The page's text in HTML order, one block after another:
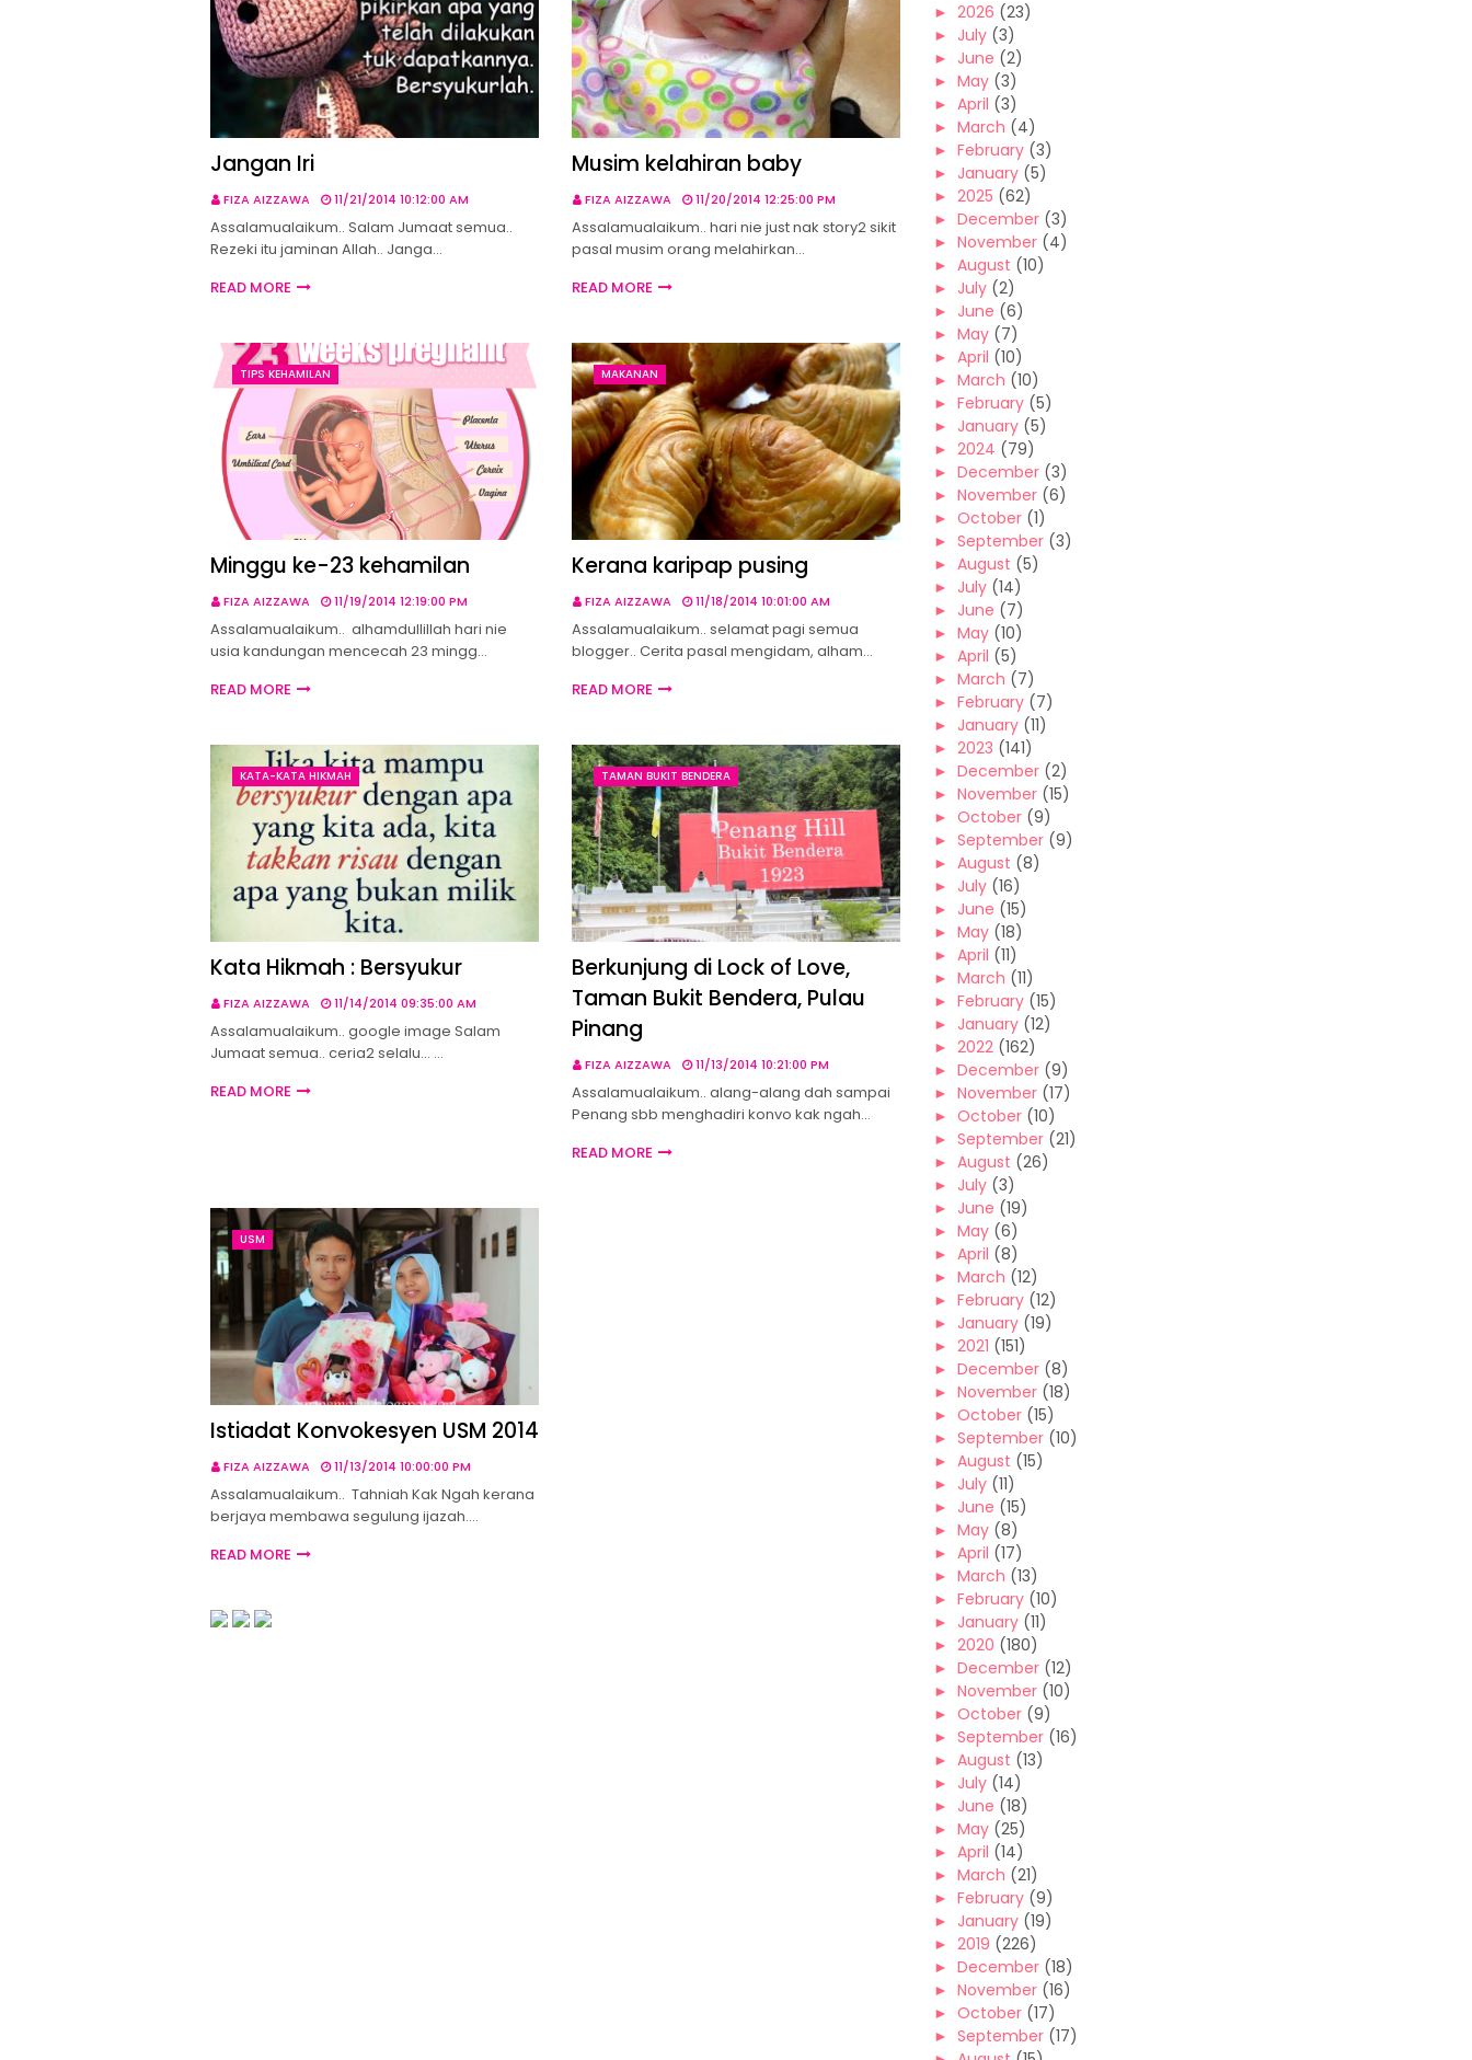
Jangan Iri
FIZA AIZZAWA 11/21/2014 10:12:00 AM
Assalamualaikum.. Salam Jumaat semua..
Rezeki itu jaminan Allah.. Janga…
READ MORE
Musim kelahiran baby
FIZA AIZZAWA 11/20/2014 12:25:00 PM
Assalamualaikum.. hari nie just nak story2 sikit
pasal musim orang melahirkan…
READ MORE
TIPS KEHAMILAN
Minggu ke-23 kehamilan
FIZA AIZZAWA 11/19/2014 12:19:00 PM
Assalamualaikum.. alhamdullillah hari nie
usia kandungan mencecah 23 mingg…
READ MORE
MAKANAN
Kerana karipap pusing
FIZA AIZZAWA 11/18/2014 10:01:00 AM
Assalamualaikum.. selamat pagi semua
blogger.. Cerita pasal mengidam, alham…
READ MORE
KATA-KATA HIKMAH
Kata Hikmah : Bersyukur
FIZA AIZZAWA 11/14/2014 09:35:00 AM
Assalamualaikum.. google image Salam
Jumaat semua.. ceria2 selalu... …
READ MORE
TAMAN BUKIT BENDERA
Berkunjung di Lock of Love,
Taman Bukit Bendera, Pulau
Pinang
FIZA AIZZAWA 11/13/2014 10:21:00 PM
Assalamualaikum.. alang-alang dah sampai
Penang sbb menghadiri konvo kak ngah…
READ MORE
USM
Istiadat Konvokesyen USM 2014
FIZA AIZZAWA 11/13/2014 10:00:00 PM
Assalamualaikum.. Tahniah Kak Ngah kerana
berjaya membawa segulung ijazah.…
READ MORE
► 2026 (23)
► July (3)
► June (2)
► May (3)
► April (3)
► March (4)
► February (3)
► January (5)
► 2025 (62)
► December (3)
► November (4)
► August (10)
► July (2)
► June (6)
► May (7)
► April (10)
► March (10)
► February (5)
► January (5)
► 2024 (79)
► December (3)
► November (6)
► October (1)
► September (3)
► August (5)
► July (14)
► June (7)
► May (10)
► April (5)
► March (7)
► February (7)
► January (11)
► 2023 (141)
► December (2)
► November (15)
► October (9)
► September (9)
► August (8)
► July (16)
► June (15)
► May (18)
► April (11)
► March (11)
► February (15)
► January (12)
► 2022 (162)
► December (9)
► November (17)
► October (10)
► September (21)
► August (26)
► July (3)
► June (19)
► May (6)
► April (8)
► March (12)
► February (12)
► January (19)
► 2021 (151)
► December (8)
► November (18)
► October (15)
► September (10)
► August (15)
► July (11)
► June (15)
► May (8)
► April (17)
► March (13)
► February (10)
► January (11)
► 2020 (180)
► December (12)
► November (10)
► October (9)
► September (16)
► August (13)
► July (14)
► June (18)
► May (25)
► April (14)
► March (21)
► February (9)
► January (19)
► 2019 (226)
► December (18)
► November (16)
► October (17)
► September (17)